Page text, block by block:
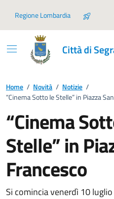
Regione Lombardia
Città di
Home / Novità / Notizie /
“Cinema Sotto le Stelle” in Piazza
“Cinema
Stelle” in
Francesco
Si comincia venerdì 10